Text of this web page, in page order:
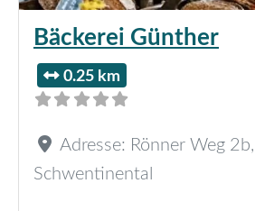
Bäckerei Günther
0.25 km
Adresse: Rönner Weg 2b,
Schwentinental